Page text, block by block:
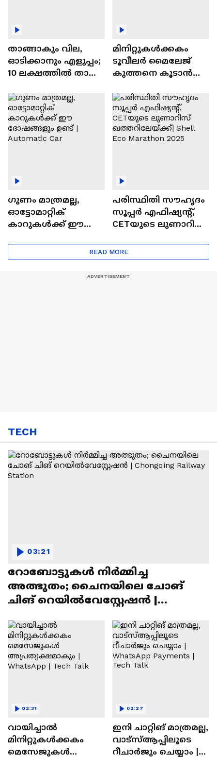
താങ്ങാകും വില,
ഓടിക്കാനും എളുപ്പം;
10 ലക്ഷത്തിൽ താഴെ
ഓട്ടോമാറ്റിക്ക്
എസ്‍യുവികൾ
മിനിറ്റുകൾക്കകം
ടൂവീലർ മൈലേജ്
കുത്തനെ കൂടാൻ
ഗുണം മാത്രമല്ല,
ഓട്ടോമാറ്റിക്
കാറുകൾക്ക് ഈ
പരിസ്ഥിതി സൗഹൃദം
സൂപ്പർ എഫിഷ്യന്റ്,
CETയുടെ ലുണാറിസ്
Eco Marathon 2025
READ MORE
TECH
റോബോട്ടുകൾ നിർമ്മിച്ച
അത്ഭുതം; ചൈനയിലെ ചോങ്
ചിങ് റെയിൽവേസ്റ്റേഷൻ |
03:21
വായിച്ചാൽ
മിനിറ്റുകൾക്കകം
മെസേജുകള്‍
02:31
ഇനി ചാറ്റിങ് മാത്രമല്ല,
വാട്‌സ്‌ആപ്പിലൂടെ
റീചാർജും ചെയ്യാം |
02:27